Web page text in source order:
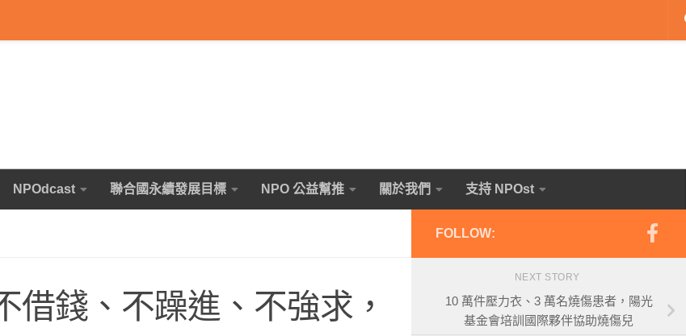
NPOdcast 聯合國永續發展目標 NPO 公益幫推 關於我們 支持 NPOst
錢、不躁進、不強求，
FOLLOW:
NEXT STORY
10 萬件壓力衣、3 萬名燒傷患者，陽光
基金會培訓國際夥伴協助燒傷兒